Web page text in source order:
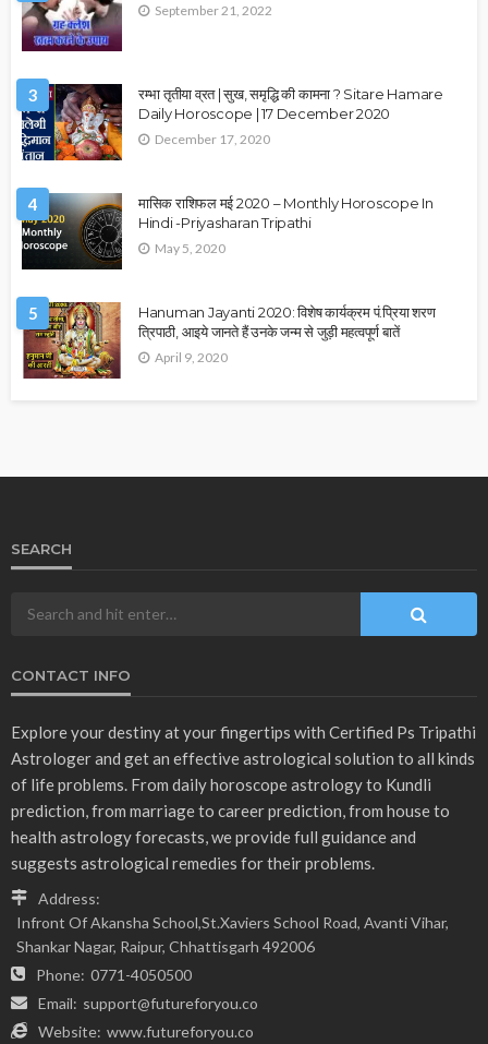
September 21, 2022
3
रम्भा तृतीया व्रत | सुख, समृद्धि की कामना ? Sitare Hamare
Daily Horoscope | 17 December 2020
December 17, 2020
4
मासिक राशिफल मई 2020 – Monthly Horoscope In
Hindi -Priyasharan Tripathi
May 5, 2020
5
Hanuman Jayanti 2020: विशेष कार्यक्रम पं.प्रिया शरण
त्रिपाठी, आइये जानते हैं उनके जन्म से जुड़ी महत्वपूर्ण बातें
April 9, 2020
SEARCH
CONTACT INFO
Explore your destiny at your fingertips with Certified Ps Tripathi
Astrologer and get an effective astrological solution to all kinds
of life problems. From daily horoscope astrology to Kundli
prediction, from marriage to career prediction, from house to
health astrology forecasts, we provide full guidance and
suggests astrological remedies for their problems.
Address:
Infront Of Akansha School,St.Xaviers School Road, Avanti Vihar,
Shankar Nagar, Raipur, Chhattisgarh 492006
Phone: 0771-4050500
Email: support@futureforyou.co
Website: www.futureforyou.co